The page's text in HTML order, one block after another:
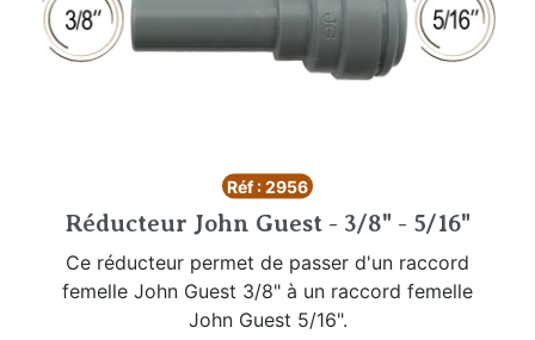
Réf : 2956
Réducteur John Guest - 3/8" - 5/16"
Ce réducteur permet de passer d'un raccord
femelle John Guest 3/8" à un raccord femelle
John Guest 5/16".